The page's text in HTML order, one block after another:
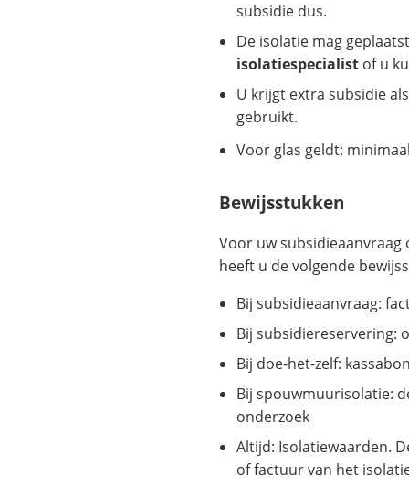
subsidie dus.
De isolatie mag
isolatiespecialist of u
U krijgt extra subsidie
gebruikt.
Voor glas geldt:
Bewijsstukken
Voor uw
heeft u de volgende
Bij subsidieaanvraag:
Bij subsidiereservering:
Bij doe-het-zelf:
Bij spouwmuurisolatie:
onderzoek
Altijd: Isolatiewaarden.
of factuur van het